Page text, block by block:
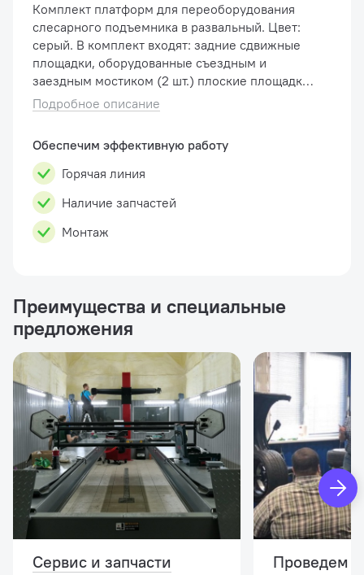
Комплект платформ для переоборудования
слесарного подъемника в развальный. Цвет:
серый. В комплект входят: задние сдвижные
площадки, оборудованные съездным и
заездным мостиком (2 шт.) плоские площадки
с заездным мостиком для передних
поворотных кругов ...
Подробное описание
Обеспечим эффективную работу
Горячая линия
Наличие запчастей
Монтаж
Преимущества и специальные
предложения
Сервис и запчасти Проведем